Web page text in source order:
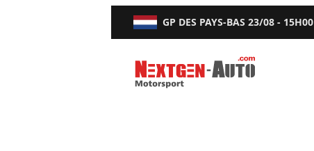
GP DES PAYS-BAS 23/08 - 15H00
Nextgen-Auto.com